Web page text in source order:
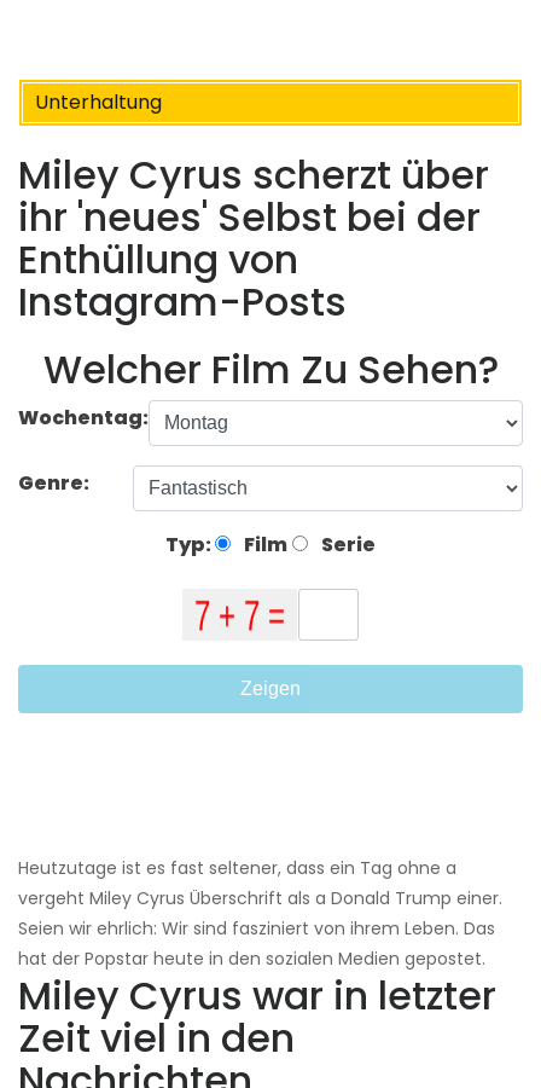
Unterhaltung
Miley Cyrus scherzt über
ihr 'neues' Selbst bei der
Enthüllung von
Instagram-Posts
Welcher Film Zu Sehen?
Wochentag:
Genre:
Typ: Film Serie
Zeigen
Heutzutage ist es fast seltener, dass ein Tag ohne a
vergeht Miley Cyrus Überschrift als a Donald Trump einer.
Seien wir ehrlich: Wir sind fasziniert von ihrem Leben. Das
hat der Popstar heute in den sozialen Medien gepostet.
Miley Cyrus war in letzter
Zeit viel in den